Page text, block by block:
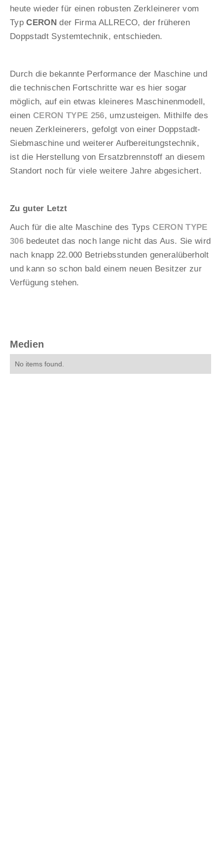
heute wieder für einen robusten Zerkleinerer vom
TypCERON der Firma ALLRECO, der früheren
Doppstadt Systemtechnik, entschieden.
Durch die bekannte Performance der Maschine und
die technischen Fortschritte war es hier sogar
möglich, auf ein etwas kleineres Maschinenmodell,
einenCERON TYPE 256, umzusteigen. Mithilfe des
neuen Zerkleinerers, gefolgt von einer Doppstadt-
Siebmaschine und weiterer Aufbereitungstechnik,
ist die Herstellung von Ersatzbrennstoff an diesem
Standort noch für viele weitere Jahre abgesichert.
Zu guter Letzt
Auch für die alte Maschine des TypsCERON TYPE
306 bedeutet das noch lange nicht das Aus. Sie wird
nach knapp 22.000 Betriebsstunden generalüberholt
und kann so schon bald einem neuen Besitzer zur
Verfügung stehen.
Medien
No items found.